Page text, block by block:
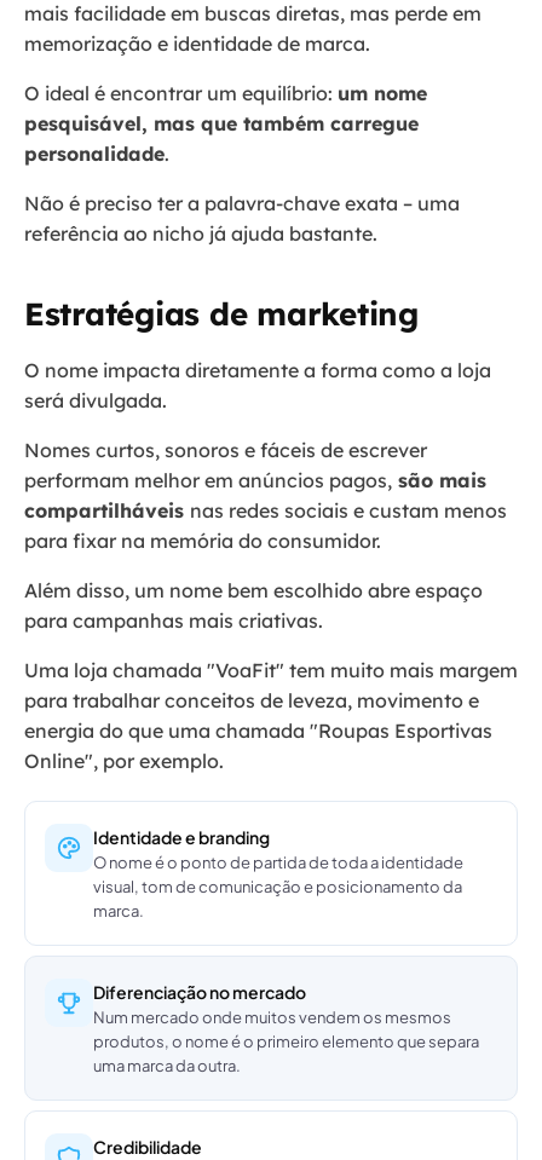
mais facilidade em buscas diretas, mas perde em
memorização e identidade de marca.
O ideal é encontrar um equilíbrio: um nome
pesquisável, mas que também carregue
personalidade.
Não é preciso ter a palavra-chave exata – uma
referência ao nicho já ajuda bastante.
Estratégias de marketing
O nome impacta diretamente a forma como a loja
será divulgada.
Nomes curtos, sonoros e fáceis de escrever
performam melhor em anúncios pagos, são mais
compartilháveis nas redes sociais e custam menos
para fixar na memória do consumidor.
Além disso, um nome bem escolhido abre espaço
para campanhas mais criativas.
Uma loja chamada "VoaFit" tem muito mais margem
para trabalhar conceitos de leveza, movimento e
energia do que uma chamada "Roupas Esportivas
Online", por exemplo.
Identidade e branding
O nome é o ponto de partida de toda a identidade
visual, tom de comunicação e posicionamento da
marca.
Diferenciação no mercado
Num mercado onde muitos vendem os mesmos
produtos, o nome é o primeiro elemento que separa
uma marca da outra.
Credibilidade